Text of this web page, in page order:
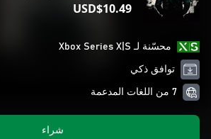
USD$10.49
محسّنة لـ Xbox Series X|S
توافق ذكي
7 من اللغات المدعمة
شراء